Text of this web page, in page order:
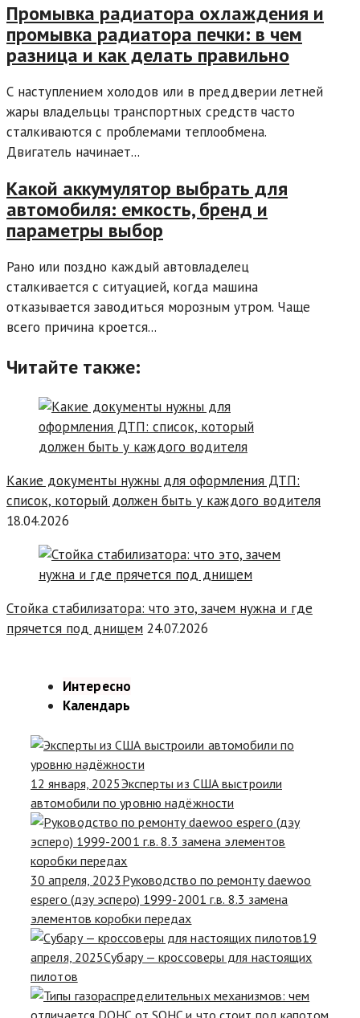
Промывка радиатора охлаждения и
промывка радиатора печки: в чем
разница и как делать правильно
С наступлением холодов или в преддверии летней
жары владельцы транспортных средств часто
сталкиваются с проблемами теплообмена.
Двигатель начинает...
Какой аккумулятор выбрать для
автомобиля: емкость, бренд и
параметры выбор
Рано или поздно каждый автовладелец
сталкивается с ситуацией, когда машина
отказывается заводиться морозным утром. Чаще
всего причина кроется...
Читайте также:
Какие документы нужны для оформления ДТП:
список, который должен быть у каждого водителя
18.04.2026
Стойка стабилизатора: что это, зачем нужна и где
прячется под днищем 24.07.2026
Интересно
Календарь
12 января, 2025Эксперты из США выстроили
автомобили по уровню надёжности
30 апреля, 2023 Руководство по ремонту daewoo
espero (дэу эсперо) 1999-2001 г.в. 8.3 замена
элементов коробки передах
19
апреля, 2025Субару — кроссоверы для настоящих
пилотов